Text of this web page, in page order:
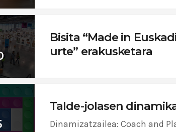
Bisita “Made in
urte” erakusketara
Talde-jolasen
Dinamizatzailea: Coach and